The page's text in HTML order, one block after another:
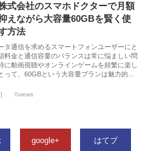
式会社のスマホドクターで月額
えながら大容量60GBを賢く使
方法
タ通信を求めるスマートフォンユーザーにと
料金と通信容量のバランスは常に悩ましい問
に動画視聴やオンラインゲームを頻繁に楽し
って、60GBという大容量プランは魅力的…
0views
google+ はてブ